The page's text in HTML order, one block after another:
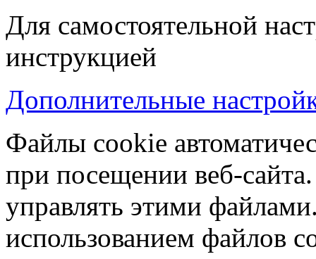
Для самостоятельной
инструкцией
Дополнительные
Файлы cookie
при посещении веб-
управлять этими
использованием файлов